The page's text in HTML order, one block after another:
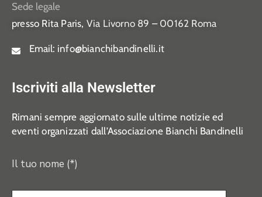
Sede legale
presso Rita Paris, Via Livorno 89 – 00162 Roma
Email: info@bianchibandinelli.it
Iscriviti alla Newsletter
Rimani sempre aggiornato sulle ultime notizie ed
eventi organizzati dall’Associazione Bianchi Bandinelli
Il tuo nome (*)